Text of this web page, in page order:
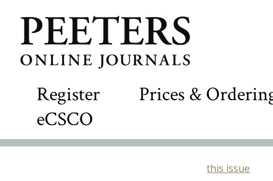
Register
Prices &
eCSCO
this issue